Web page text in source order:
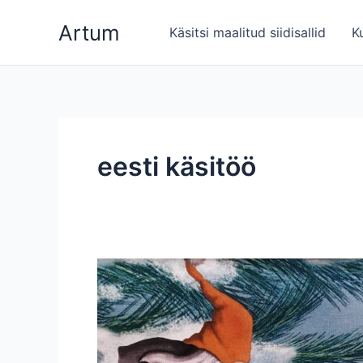
Artum Käsitsi maalitud siidisallid
eesti käsitöö
Milline
kaisupadi
võiks
olla
hea